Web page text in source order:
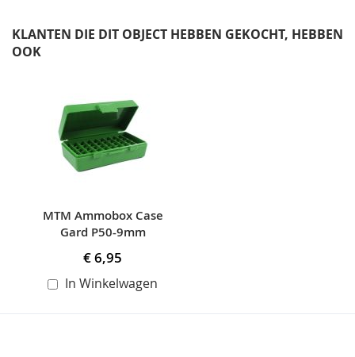
KLANTEN DIE DIT OBJECT HEBBEN GEKOCHT, HEBBEN
OOK
MTM Ammobox Case
Gard P50-9mm
€ 6,95
In Winkelwagen